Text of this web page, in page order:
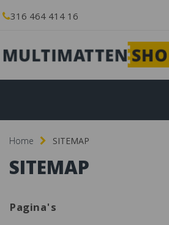
316 464 414 16
Home SITEMAP
SITEMAP
Pagina's